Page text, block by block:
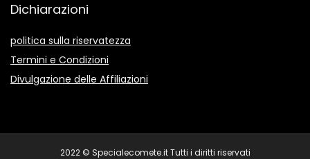
Dichiarazioni
politica sulla riservatezza
Termini e Condizioni
Divulgazione delle Affiliazioni
2022 © Specialecomete.it Tutti i diritti riservati